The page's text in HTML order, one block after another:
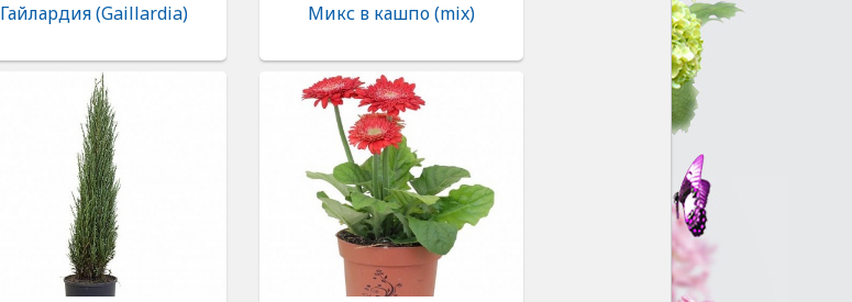
Гайлардия (Gaillardia) Микс в кашпо (mix)